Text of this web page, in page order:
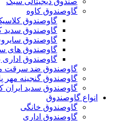
گاوصندوق کاوه
گاوصندوق
گاوصندوق سدید
گاوصندوق
گاوصندوق های
گاوصندوق اداری
گاوصندوق ضد سرقت
گاوصندوق گنجینه مهر
گاوصندوق سدید ایران
انواع گاوصندوق
گاوصندوق خانگی
گاوصندوق اداری